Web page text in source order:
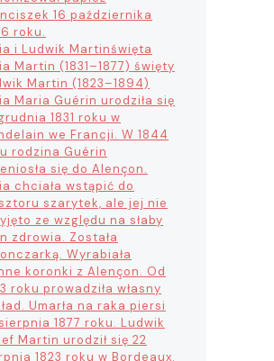
16 października
roku.
i Ludwik Martinświęta
Martin (1831–1877) święty
Martin (1823–1894)
Maria Guérin urodziła się
1831 roku w
we Francji. W 1844
rodzina Guérin
się do Alençon.
chciała wstąpić do
szarytek, ale jej nie
ze względu na słaby
zdrowia. Została
Wyrabiała
koronki z Alençon. Od
roku prowadziła własny
Umarła na raka piersi
1877 roku. Ludwik
Martin urodził się 22
1823 roku w Bordeaux.